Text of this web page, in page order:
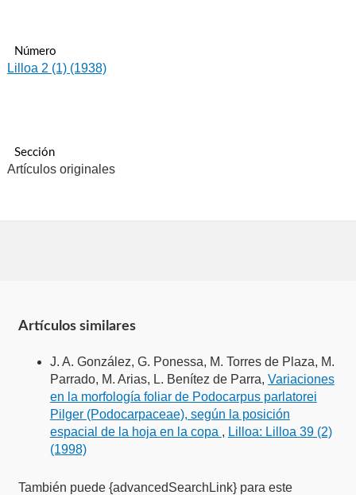
Número
Lilloa 2 (1) (1938)
Sección
Artículos originales
Artículos similares
J. A. González, G. Ponessa, M. Torres de Plaza, M.
Parrado, M. Arias, L. Benítez de Parra, Variaciones
en la morfología foliar de Podocarpus parlatorei
Pilger (Podocarpaceae), según la posición
espacial de la hoja en la copa , Lilloa: Lilloa 39 (2)
(1998)
También puede {advancedSearchLink} para este